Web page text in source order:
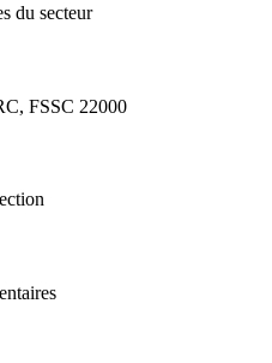
du secteur
FSSC 22000